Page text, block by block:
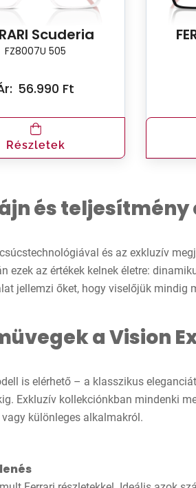
Scuderia
FZ8007U 505
56.990 Ft
Részletek
és teljesítmény
és az exkluzív
ezek az értékek kelnek életre:
jellemzi őket, hogy viselőjük mindig
a Vision
is elérhető – a klasszikus
Exkluzív kollekciónkban mindenki
különleges alkalmakról.